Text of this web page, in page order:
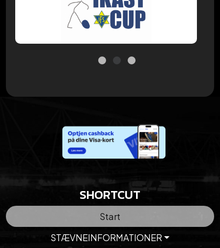
SHORTCUT
Start
STÆVNEINFORMATIONER